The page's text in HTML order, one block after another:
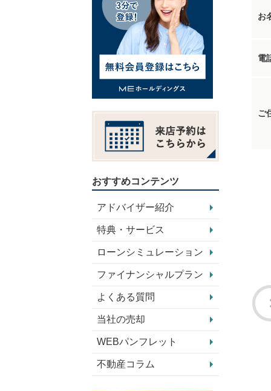
お
電
ご
おすすめコンテンツ
アドバイザー紹介
特典・サービス
ローンシミュレーション
ファイナンシャルプラン
よくある質問
当社の売却
WEBパンフレット
不動産コラム